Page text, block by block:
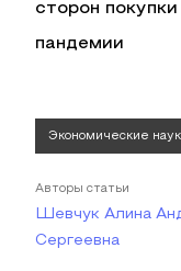
сторон
пандемии
Экономические
Авторы статьи
Шевчук Алина
Сергеевна